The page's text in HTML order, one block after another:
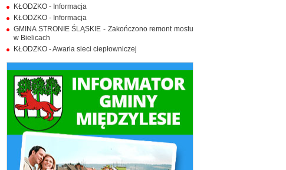
KŁODZKO - Informacja
KŁODZKO - Informacja
GMINA STRONIE ŚLĄSKIE - Zakończono remont mostu
w Bielicach
KŁODZKO - Awaria sieci ciepłowniczej